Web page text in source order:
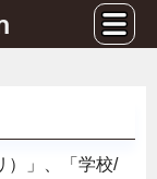
）」、「学校/